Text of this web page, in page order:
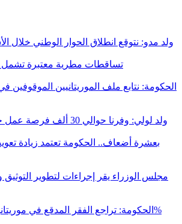
ولد مدو: نتوقع انطلاق الحوار الوطني خلال
تساقطات مطرية معتبرة تشمل
الحكومة: نتابع ملف الموريتانيين الموقوفين
ولد لولي: وفرنا حوالي 30 ألف فرصة عمل خلال العامين الأخيرين
بعشرة أضعاف.. الحكومة تعتمد زيادة
مجلس الوزراء يقر إجراءات لتطوير التوثيق
الحكومة: تراجع الفقر المدقع في موريتانيا من 12.8% إلى 11.2%